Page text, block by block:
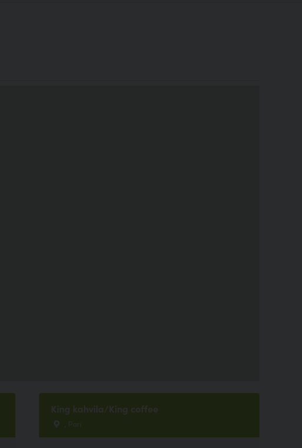
King kahvila/King coffee
, Pori